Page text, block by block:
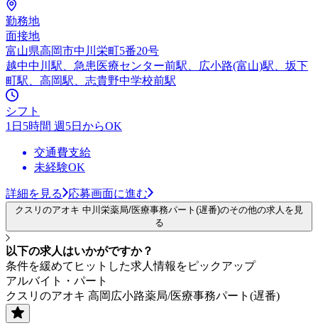
勤務地
面接地
富山県高岡市中川栄町5番20号
越中中川駅、急患医療センター前駅、広小路(富山)駅、坂下
町駅、高岡駅、志貴野中学校前駅
シフト
1日5時間 週5日からOK
交通費支給
未経験OK
詳細を見る 応募画面に進む
クスリのアオキ 中川栄薬局/医療事務パート(遅番)のその他の求人を見
る
以下の求人はいかがですか？
条件を緩めてヒットした求人情報をピックアップ
アルバイト・パート
クスリのアオキ 高岡広小路薬局/医療事務パート(遅番)